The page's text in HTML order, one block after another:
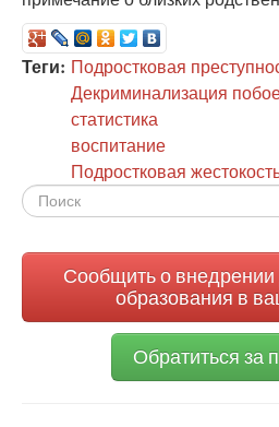
Теги: Подростковая
Декриминализация
статистика
воспитание
Подростковая
Форма
Сообщить о внедрении
образования в
Обратиться за